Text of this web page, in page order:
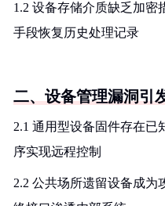
1.2 设备存储介质缺乏加
手段恢复历史处理记录
二、设备管理漏洞引
2.1 通用型设备固件存在已
序实现远程控制
2.2 公共场所遗留设备成为